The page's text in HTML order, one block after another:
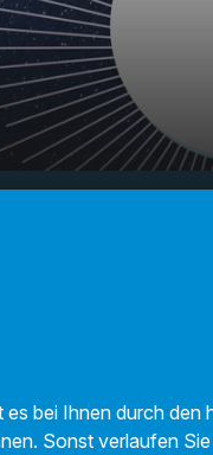
bei Ihnen durch
Sonst verlaufen